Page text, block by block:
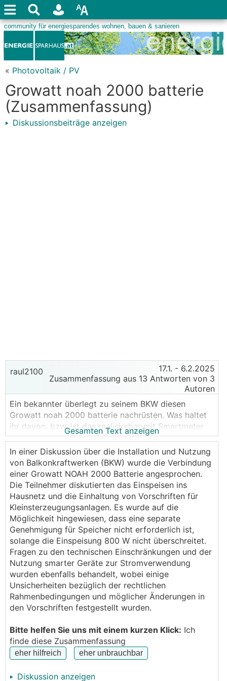
« Photovoltaik / PV
Growatt noah 2000 batterie
(Zusammenfassung)
Diskussionsbeiträge anzeigen
raul2100 17.1. - 6.2.2025
Zusammenfassung aus 13 Antworten von 3
Autoren
Ein bekannter überlegt zu seinem BKW diesen
Growatt noah 2000 batterie nachrüsten. Was haltet
ihr davon, bzw. ist das realisierbar mit Smartmeter
das er einspeist dann was genau gebraucht wird in
den AbendStunden zb.? Muss er das melden,
abnehmen oder wie? Ich weiss es nicht^^
Gesamten Text anzeigen
In einer Diskussion über die Installation und Nutzung
von Balkonkraftwerken (BKW) wurde die Verbindung
einer Growatt NOAH 2000 Batterie angesprochen.
Die Teilnehmer diskutierten das Einspeisen ins
Hausnetz und die Einhaltung von Vorschriften für
Kleinsterzeugungsanlagen. Es wurde auf die
Möglichkeit hingewiesen, dass eine separate
Genehmigung für Speicher nicht erforderlich ist,
solange die Einspeisung 800 W nicht überschreitet.
Fragen zu den technischen Einschränkungen und der
Nutzung smarter Geräte zur Stromverwendung
wurden ebenfalls behandelt, wobei einige
Unsicherheiten bezüglich der rechtlichen
Rahmenbedingungen und möglicher Änderungen in
den Vorschriften festgestellt wurden.
Bitte helfen Sie uns mit einem kurzen Klick: Ich
finde diese Zusammenfassung
Diskussion anzeigen